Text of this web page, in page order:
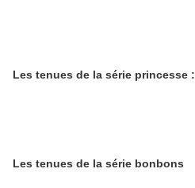
Les tenues de la série princesse :
Les tenues de la série bonbons